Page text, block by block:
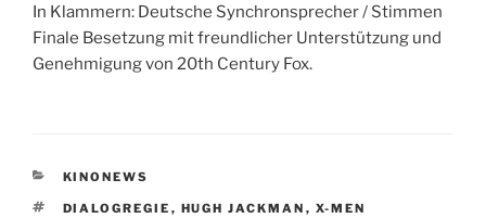
In Klammern: Deutsche Synchronsprecher / Stimmen
Finale Besetzung mit freundlicher Unterstützung und
Genehmigung von 20th Century Fox.
KATEGORIEN
KINONEWS
SCHLAGWÖRTER
DIALOGREGIE , HUGH JACKMAN , X-MEN